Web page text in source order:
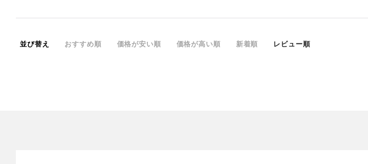
並び替え おすすめ順 価格が安い順 価格が高い順 新着順 レビュー順